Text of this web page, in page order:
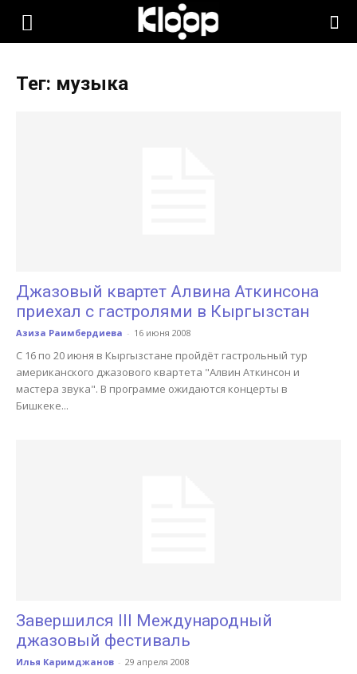
KLOOP.KG
Тег: музыка
Джазовый квартет Алвина Аткинсона
приехал с гастролями в Кыргызстан
Азиза Раимбердиева - 16 июня 2008
С 16 по 20 июня в Кыргызстане пройдёт гастрольный тур
американского джазового квартета "Алвин Аткинсон и
мастера звука". В программе ожидаются концерты в
Бишкеке...
Завершился III Международный
джазовый фестиваль
Илья Каримджанов - 29 апреля 2008